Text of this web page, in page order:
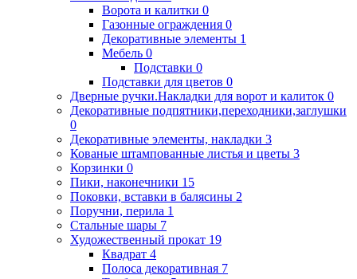
Ворота и калитки 0
Газонные ограждения 0
Декоративные элементы 1
Мебель 0
Подставки 0
Подставки для цветов 0
Дверные ручки.Накладки для ворот и калиток 0
Декоративные подпятники,переходники,заглушки
0
Декоративные элементы, накладки 3
Кованые штампованные листья и цветы 3
Корзинки 0
Пики, наконечники 15
Поковки, вставки в балясины 2
Поручни, перила 1
Стальные шары 7
Художественный прокат 19
Квадрат 4
Полоса декоративная 7